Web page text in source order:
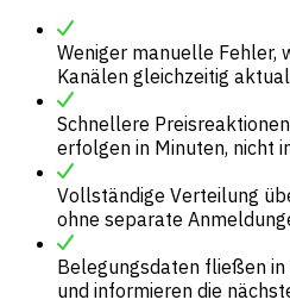
Weniger manuelle Fehler,
Kanälen gleichzeitig
Schnellere
erfolgen in Minuten, nicht
Vollständige Verteilung
ohne separate
Belegungsdaten fließen
und informieren die